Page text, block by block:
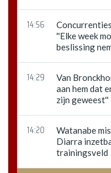
14:56
''Elke week
beslissing
14:29
Van
aan hem dat
zijn geweest''
14:20
Watanabe
Diarra
trainingsveld